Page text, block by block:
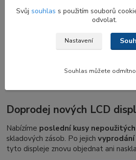
Pokud je váš notebook vybaven
nelze ho jednoduše nahradit za běžný
platí to i naopak. Výměna by si
notebooku, jako je zadní víko, přední
často i panty. Z tohoto důvodu
Doprodej nových LCD
Nabízíme poslední kusy
skladových zásob. Po jejichvyprodání
tyto displeje znovu objednat ani
Svůj souhlas s použitím souborů
odvolat.
Nastavení
Souhlas můžete